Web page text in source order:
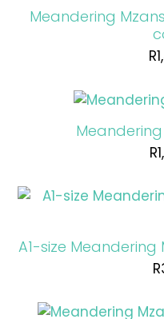
Meandering
R
Meandering
R
A1-size
R